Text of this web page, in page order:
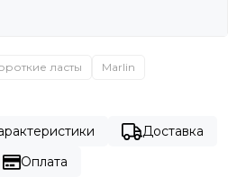
ласты Marlin
Доставка
Оплата